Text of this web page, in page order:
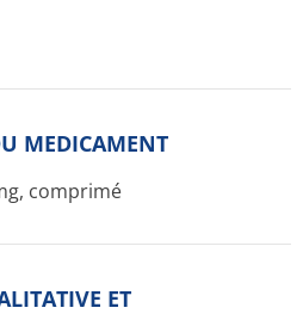
MEDICAMENT
comprimé
ET